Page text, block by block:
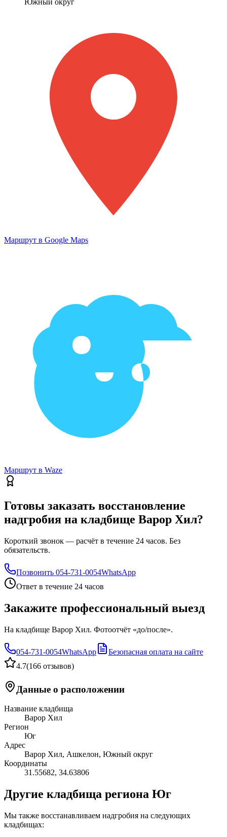
Южный округ
Маршрут в Google Maps
Маршрут в Waze
Готовы заказать восстановление
надгробия на кладбище Варор Хил?
Короткий звонок — расчёт в течение 24 часов. Без
обязательств.
Позвонить 054-731-0054WhatsApp
Ответ в течение 24 часов
Закажите профессиональный выезд
На кладбище Варор Хил. Фотоотчёт «до/после».
054-731-0054WhatsApp
Безопасная оплата на сайте
4.7(166 отзывов)
Данные о расположении
Название кладбища
Варор Хил
Регион
Юг
Адрес
Варор Хил, Ашкелон, Южный округ
Координаты
31.55682, 34.63806
Другие кладбища региона Юг
Мы также восстанавливаем надгробия на следующих
кладбищах: